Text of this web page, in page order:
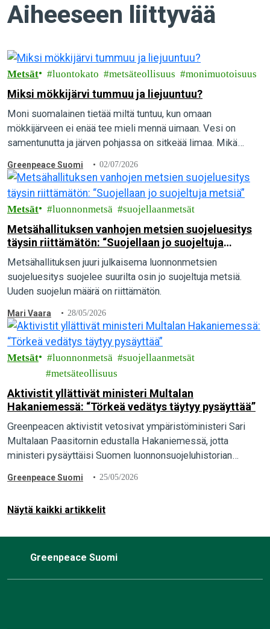
Aiheeseen liittyvää
Metsät luontokato metsäteollisuus monimuotoisuus
Miksi mökkijärvi tummuu ja liejuuntuu?
Moni suomalainen tietää miltä tuntuu, kun omaan
mökkijärveen ei enää tee mieli mennä uimaan. Vesi on
samentunutta ja järven pohjassa on sitkeää limaa. Mikä
Greenpeace Suomi 02/07/2026
Metsät luonnonmetsä suojellaanmetsät
Metsähallituksen vanhojen metsien suojeluesitys
täysin riittämätön: “Suojellaan jo suojeltuja
metsiä”
Metsähallituksen juuri julkaisema luonnonmetsien
suojeluesitys suojelee suurilta osin jo suojeltuja metsiä.
Uuden suojelun määrä on riittämätön.
Mari Vaara 28/05/2026
Metsät luonnonmetsä
suojellaanmetsät
metsäteollisuus
Aktivistit yllättivät ministeri Multalan
Hakaniemessä: “Törkeä vedätys täytyy pysäyttää”
Greenpeacen aktivistit vetosivat ympäristöministeri Sari
Multalaan Paasitornin edustalla Hakaniemessä, jotta
ministeri pysäyttäisi Suomen luonnonsuojeluhistorian
metsätalousministeriön valmistelema törkeä vedätys täytyy
Greenpeace Suomi 25/05/2026
Näytä kaikki artikkelit
Greenpeace Suomi